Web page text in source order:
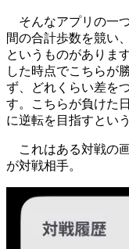
そんなアプリの一つ
間の合計歩数を競い、
というものがあります
した時点でこちらが
ず、
どれくらい差を
す。
こちらが負けた
に逆転を目指すとい
これはある対戦の
が対戦相手。